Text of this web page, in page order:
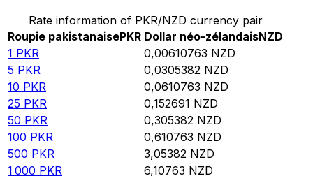
Rate information of PKR/NZD currency pair
Roupie pakistanaisePKR Dollar néo-zélandaisNZD
1 PKR 0,00610763 NZD
5 PKR 0,0305382 NZD
10 PKR 0,0610763 NZD
25 PKR 0,152691 NZD
50 PKR 0,305382 NZD
100 PKR 0,610763 NZD
500 PKR 3,05382 NZD
1 000 PKR 6,10763 NZD